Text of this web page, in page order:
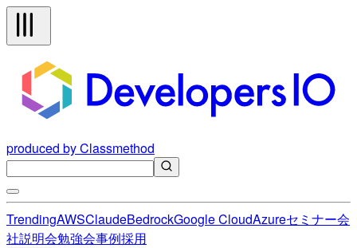
produced by Classmethod
TrendingAWSClaudeBedrockGoogle CloudAzureセミナー会
社説明会勉強会事例採用